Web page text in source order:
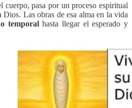
cuerpo, pasa por un proceso espiritual
Las obras de esa alma en la vida
temporalhasta llegar el esperado y